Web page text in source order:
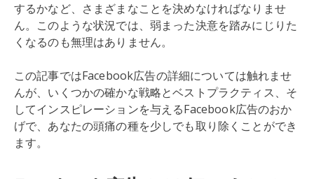
するかなど、さまざまなことを決めなければなりませ
ん。このような状況では、弱まった決意を踏みにじりた
くなるのも無理はありません。
この記事ではFacebook広告の詳細については触れませ
んが、いくつかの確かな戦略とベストプラクティス、そ
してインスピレーションを与えるFacebook広告のおか
げで、あなたの頭痛の種を少しでも取り除くことができ
ます。